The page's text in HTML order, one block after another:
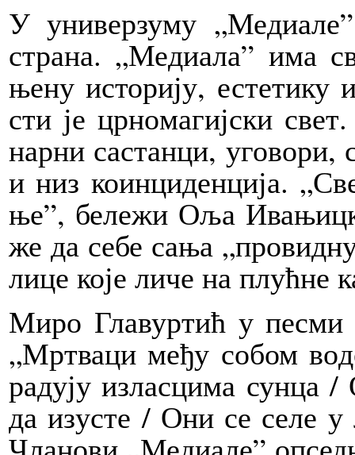
У уни­вер­зу­му
стра­на. „Ме­ди­а­ла” има
ње­ну исто­ри­ју,
сти је цр­но­ма­гиј­ски
нар­ни са­стан­ци, уго­во­ри,
и низ ко­ин­ци­ден­ци­ја.
ње”, бе­ле­жи Оља
же да се­бе са­ња
ли­це ко­је ли­че на плућ­не
Ми­ро Гла­вур­тић у
„Мр­тва­ци ме­ђу со­бом
ра­ду­ју из­ла­сци­ма сун­ца
да из­у­сте / Они се се­ле у